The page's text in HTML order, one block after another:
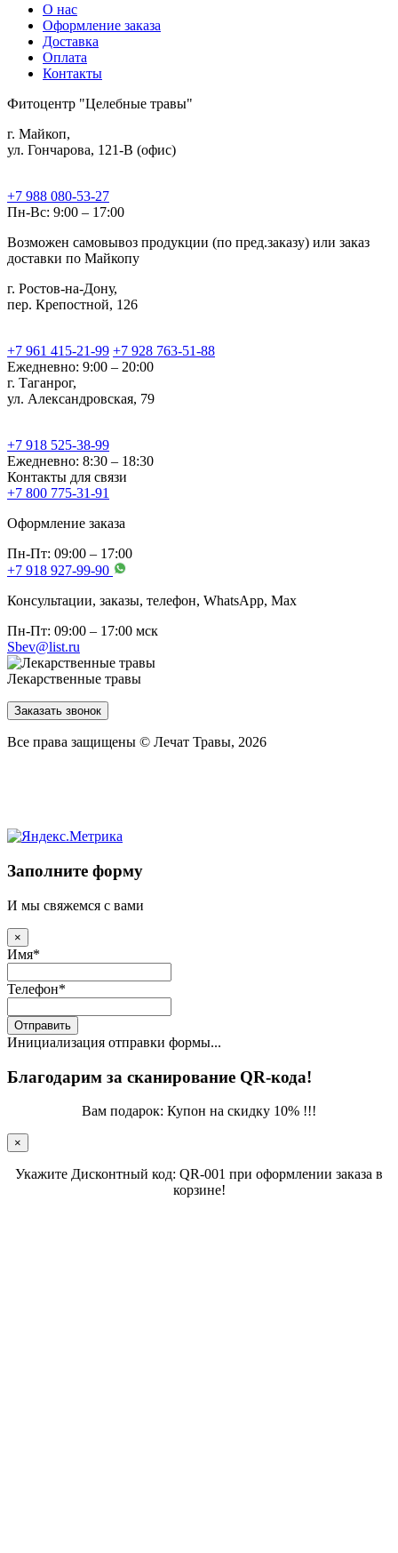
О нас
Оформление заказа
Доставка
Оплата
Контакты
Фитоцентр "Целебные травы"
г. Майкоп,
ул. Гончарова, 121-В (офис)
+7 988 080-53-27
Пн-Вс: 9:00 – 17:00
Возможен самовывоз продукции (по пред.заказу) или заказ
доставки по Майкопу
г. Ростов-на-Дону,
пер. Крепостной, 126
+7 961 415-21-99 +7 928 763-51-88
Ежедневно: 9:00 – 20:00
г. Таганрог,
ул. Александровская, 79
+7 918 525-38-99
Ежедневно: 8:30 – 18:30
Контакты для связи
+7 800 775-31-91
Оформление заказа
Пн-Пт: 09:00 – 17:00
+7 918 927-99-90
Консультации, заказы, телефон, WhatsApp, Мах
Пн-Пт: 09:00 – 17:00 мск
Sbev@list.ru
Лекарственные травы
Заказать звонок
Все права защищены © Лечат Травы, 2026
Заполните форму
И мы свяжемся с вами
×
Имя*
Телефон*
Отправить
Инициализация отправки формы...
Благодарим за сканирование QR-кода!
Вам подарок: Купон на скидку 10% !!!
×
Укажите Дисконтный код: QR-001 при оформлении заказа в
корзине!